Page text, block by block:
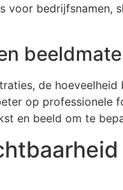
voor bedrijfsnamen,
de
op
en beeld om te